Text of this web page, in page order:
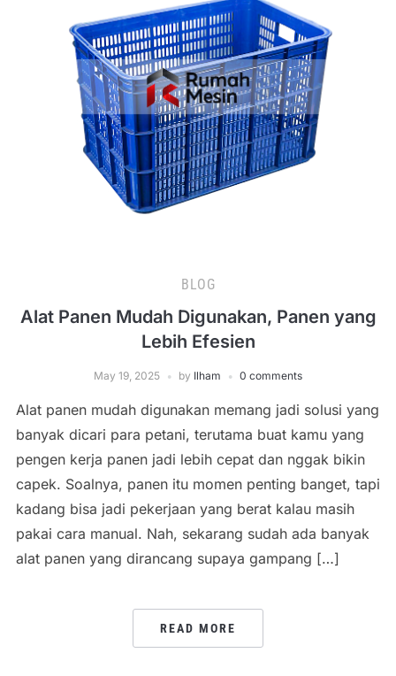
BLOG
Alat Panen Mudah Digunakan, Panen yang
Lebih Efesien
May 19, 2025 by Ilham 0 comments
Alat panen mudah digunakan memang jadi solusi yang
banyak dicari para petani, terutama buat kamu yang
pengen kerja panen jadi lebih cepat dan nggak bikin
capek. Soalnya, panen itu momen penting banget, tapi
kadang bisa jadi pekerjaan yang berat kalau masih
pakai cara manual. Nah, sekarang sudah ada banyak
alat panen yang dirancang supaya gampang […]
READ MORE